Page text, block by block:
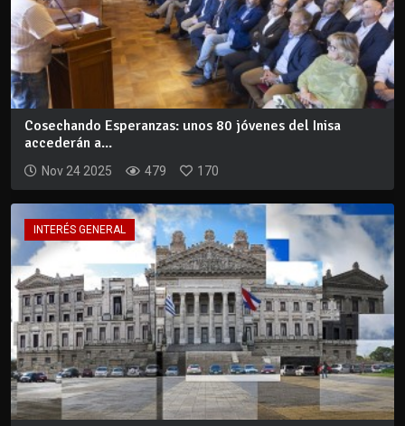
Cosechando Esperanzas: unos 80 jóvenes del Inisa
accederán a...
Nov 24 2025 479 170
INTERÉS GENERAL